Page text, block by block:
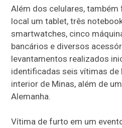
Além dos celulares,
local um tablet, três
smartwatches, cinco
bancários e diversos
levantamentos realizados
identificadas seis vítimas de
interior de Minas, além de
Alemanha.
Vítima de furto em um